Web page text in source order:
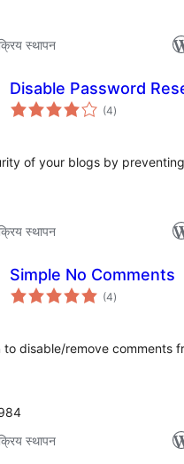
स्थापन
Disable Password
(4कुल
दर)
of your blogs by
स्थापन
Simple No Comments
(4कुल
दर)
to disable/remove comments
स्थापन